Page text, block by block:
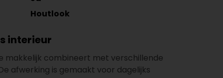
Houtlook
interieur
makkelijk combineert met verschillende
afwerking is gemaakt voor dagelijks